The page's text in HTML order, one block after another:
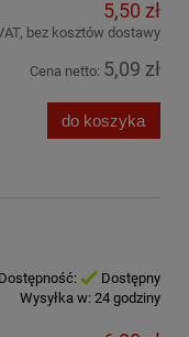
5,50 zł
bez kosztów dostawy
Cena netto: 5,09 zł
do koszyka
Dostępność:
Dostępny
Wysyłka w: 24 godziny